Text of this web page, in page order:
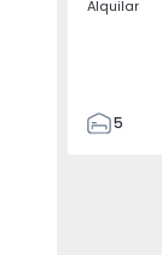
Alquilar
5